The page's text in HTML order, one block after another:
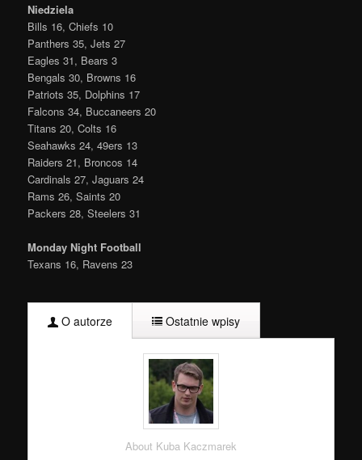
Niedziela
Bills 16, Chiefs 10
Panthers 35, Jets 27
Eagles 31, Bears 3
Bengals 30, Browns 16
Patriots 35, Dolphins 17
Falcons 34, Buccaneers 20
Titans 20, Colts 16
Seahawks 24, 49ers 13
Raiders 21, Broncos 14
Cardinals 27, Jaguars 24
Rams 26, Saints 20
Packers 28, Steelers 31
Monday Night Football
Texans 16, Ravens 23
O autorze Ostatnie wpisy
About Kuba Kaczmarek